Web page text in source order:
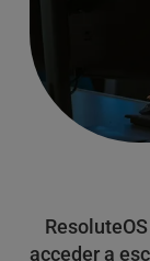
acceder a